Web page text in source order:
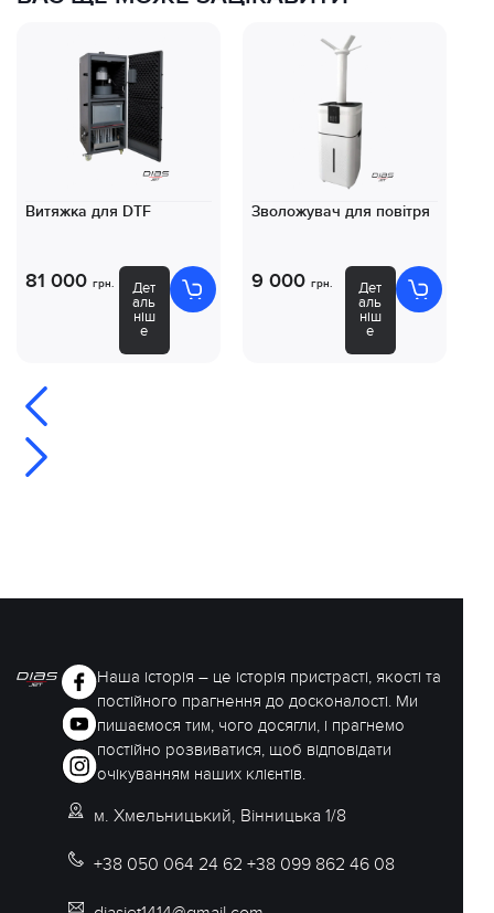
Витяжка для DTF
81 000 грн.
Дет
аль
ніш
е
Зволожувач для повітря
9 000 грн.
Дет
аль
ніш
е
Наша історія – це історія пристрасті, якості та
постійного прагнення до досконалості. Ми
пишаємося тим, чого досягли, і прагнемо
постійно розвиватися, щоб відповідати
очікуванням наших клієнтів.
м. Хмельницький, Вінницька 1/8
+38 050 064 24 62 +38 099 862 46 08